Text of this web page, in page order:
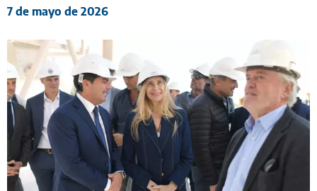
7 de mayo de 2026